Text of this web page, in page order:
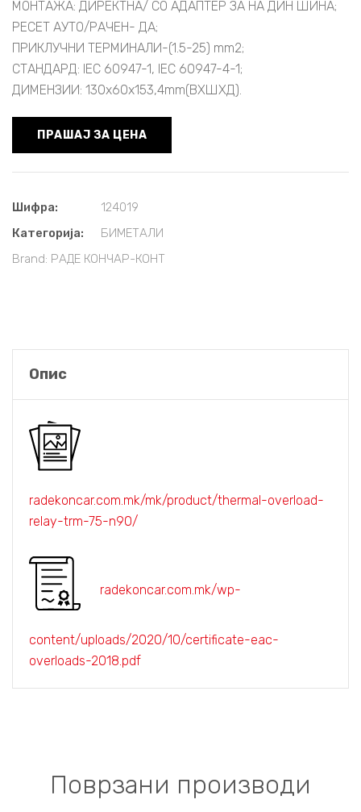
МОНТАЖА: ДИРЕКТНА/ СО АДАПТЕР ЗА НА ДИН ШИНА;
РЕСЕТ АУТО/РАЧЕН- ДА;
ПРИКЛУЧНИ ТЕРМИНАЛИ-(1.5-25) mm2;
СТАНДAРД: IEC 60947-1, IEC 60947-4-1;
ДИМЕНЗИИ: 130x60x153,4mm(ВXШXД).
ПРАШАЈ ЗА ЦЕНА
Шифра:
124019
Категорија:
БИМЕТАЛИ
Brand: РАДЕ КОНЧАР-КОНТ
Опис
radekoncar.com.mk/mk/product/thermal-overload-
relay-trm-75-n90/
radekoncar.com.mk/wp-
content/uploads/2020/10/certificate-eac-
overloads-2018.pdf
Поврзани производи